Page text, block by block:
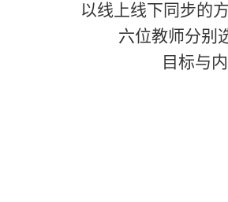
以线上线下同步的
六位教师分别
目标与